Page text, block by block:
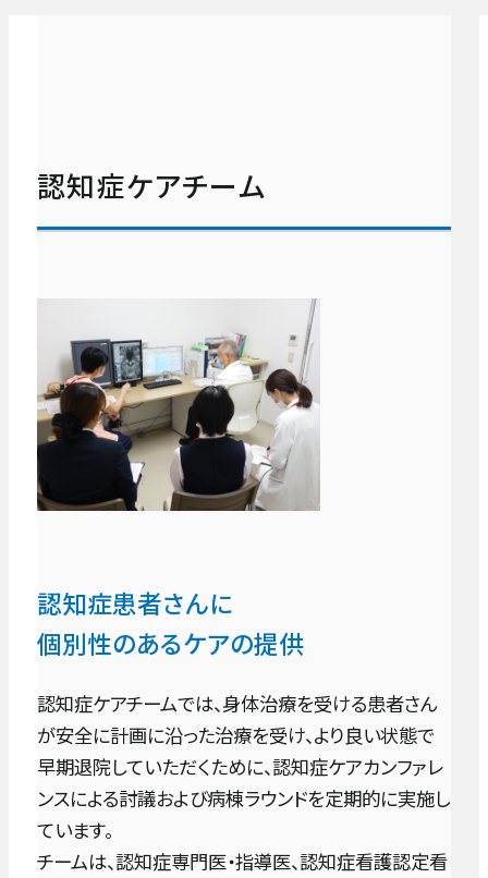
認知症ケアチーム
認知症患者さんに
個別性のあるケアの提供
認知症ケアチームでは、身体治療を受ける患者さん
が安全に計画に沿った治療を受け、より良い状態で
早期退院していただくために、認知症ケアカンファレ
ンスによる討議および病棟ラウンドを定期的に実施し
ています。
チームは、認知症専門医・指導医、認知症看護認定看